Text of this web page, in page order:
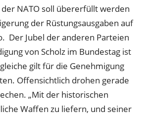
NATO soll übererfüllt werden
der Rüstungsausgaben auf
Der Jubel der anderen Parteien
von Scholz im Bundestag ist
gilt für die Genehmigung
Offensichtlich drohen gerade
„Mit der historischen
Waffen zu liefern, und seiner